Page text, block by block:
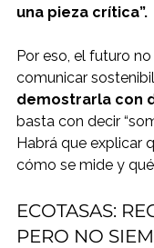
una pieza crítica”.
Por eso, el futuro
comunicar
demostrarla con
basta con decir
Habrá que explicar
cómo se mide y
ECOTASAS:
PERO NO